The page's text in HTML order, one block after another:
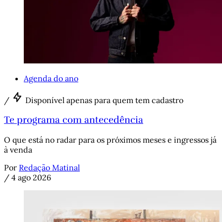
Agenda do ano
/ Disponível apenas para quem tem cadastro
Te programa com antecedência
O que está no radar para os próximos meses e ingressos já
à venda
Por Redação Matinal
/ 4 ago 2026